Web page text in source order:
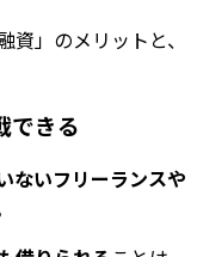
」のメリットと、
できる
ないフリーランスや